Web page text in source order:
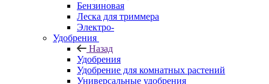
Бензиновая
Леска для триммера
Электро-
Удобрения
Назад
Удобрения
Удобрение для комнатных растений
Универсальные удобрения